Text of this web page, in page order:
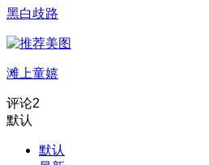
黑白歧路
滩上童嬉
评论2
默认
默认